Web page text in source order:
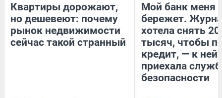
Квартиры дорожают,
но дешевеют: почему
рынок недвижимости
сейчас такой странный
Мой банк меня
бережет.
хотела снять
тысяч, чтобы
кредит, — к
приехала
безопасности